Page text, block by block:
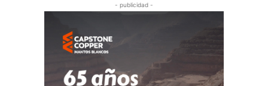
- publicidad -